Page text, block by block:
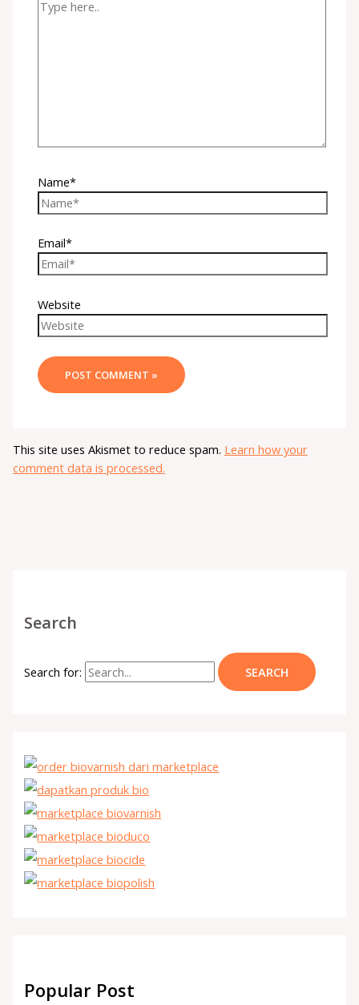
Name*
Email*
Website
This site uses Akismet to reduce spam. Learn how your
comment data is processed.
Search
Search for:
Popular Post